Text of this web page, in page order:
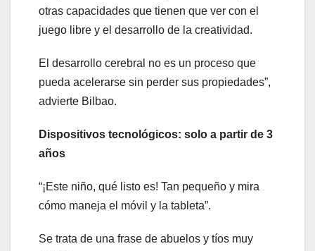
otras capacidades que tienen que ver con el
juego libre y el desarrollo de la creatividad.
El desarrollo cerebral no es un proceso que
pueda acelerarse sin perder sus propiedades”,
advierte Bilbao.
Dispositivos tecnológicos: solo a partir de 3
años
“¡Este niño, qué listo es! Tan pequeño y mira
cómo maneja el móvil y la tableta”.
Se trata de una frase de abuelos y tíos muy